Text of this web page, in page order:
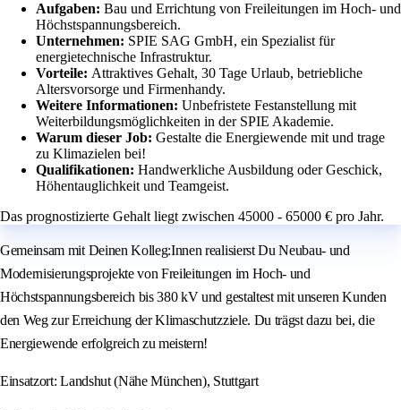
Aufgaben: Bau und Errichtung von Freileitungen im Hoch- und
Höchstspannungsbereich.
Unternehmen: SPIE SAG GmbH, ein Spezialist für
energietechnische Infrastruktur.
Vorteile: Attraktives Gehalt, 30 Tage Urlaub, betriebliche
Altersvorsorge und Firmenhandy.
Weitere Informationen: Unbefristete Festanstellung mit
Weiterbildungsmöglichkeiten in der SPIE Akademie.
Warum dieser Job: Gestalte die Energiewende mit und trage
zu Klimazielen bei!
Qualifikationen: Handwerkliche Ausbildung oder Geschick,
Höhentauglichkeit und Teamgeist.
Das prognostizierte Gehalt liegt zwischen 45000 - 65000 € pro Jahr.
Gemeinsam mit Deinen Kolleg:Innen realisierst Du Neubau- und
Modernisierungsprojekte von Freileitungen im Hoch- und
Höchstspannungsbereich bis 380 kV und gestaltest mit unseren Kunden
den Weg zur Erreichung der Klimaschutzziele. Du trägst dazu bei, die
Energiewende erfolgreich zu meistern!
Einsatzort: Landshut (Nähe München), Stuttgart